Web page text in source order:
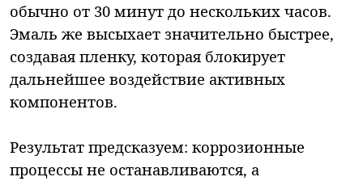
обычно от 30 минут до нескольких часов.
Эмаль же высыхает значительно быстрее,
создавая пленку, которая блокирует
дальнейшее воздействие активных
компонентов.
Результат предсказуем: коррозионные
процессы не останавливаются, а